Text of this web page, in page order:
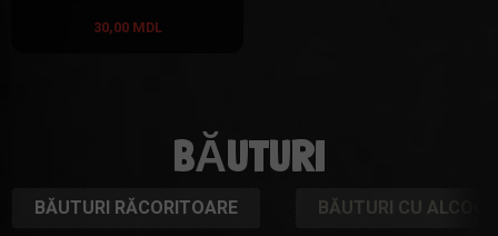
30,00 MDL
BĂUTURI
BĂUTURI RĂCORITOARE BĂUTURI CU ALCOOL